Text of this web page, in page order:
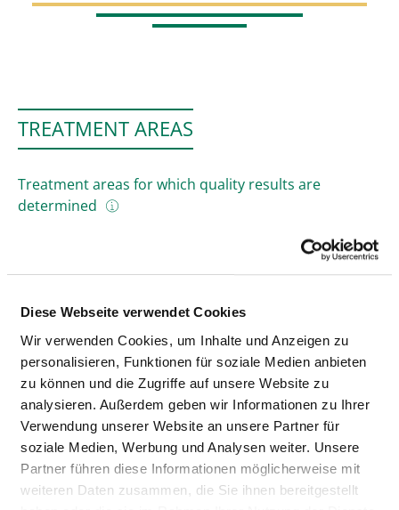
Diese Webseite verwendet Cookies
Wir verwenden Cookies, um Inhalte und Anzeigen zu
personalisieren, Funktionen für soziale Medien anbieten
zu können und die Zugriffe auf unsere Website zu
analysieren. Außerdem geben wir Informationen zu Ihrer
Verwendung unserer Website an unsere Partner für
soziale Medien, Werbung und Analysen weiter. Unsere
Partner führen diese Informationen möglicherweise mit
weiteren Daten zusammen, die Sie ihnen bereitgestellt
TREATMENT AREAS
Treatment areas for which quality results are
determined
PACEMAKER: FIRST USE (HSMDEF-HSM-
PACEMAKER: UNIT CHANGE (HSMDEF-HSM-
AGGW)
PACEMAKER REVISION / SYSTEM CHANGE /
EXPLANTATION (HSMDEF-HSM-REV)
DEFIBRILLATOR (SHOCK GENERATOR) FOR
THE TREATMENT OF CARDIAC ARRHYTHMIAS: